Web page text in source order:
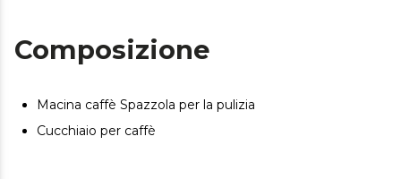
Composizione
Macina caffè Spazzola per la pulizia
Cucchiaio per caffè